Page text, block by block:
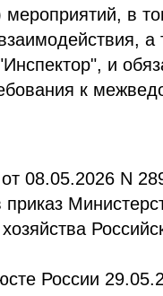
в
и
к
08.05.2026 N
России